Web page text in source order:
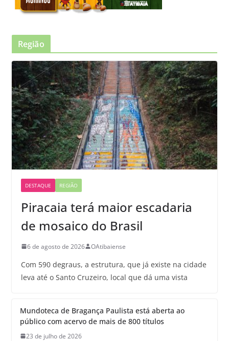
Região
DESTAQUE REGIÃO
Piracaia terá maior escadaria
de mosaico do Brasil
6 de agosto de 2026 OAtibaiense
Com 590 degraus, a estrutura, que já existe na cidade
leva até o Santo Cruzeiro, local que dá uma vista
Mundoteca de Bragança Paulista está aberta ao
público com acervo de mais de 800 títulos
23 de julho de 2026